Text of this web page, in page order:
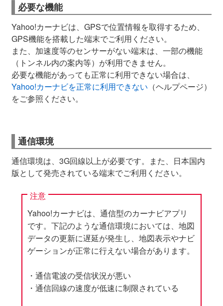
必要な機能
Yahoo!カーナビは、GPSで位置情報を取得するため、
GPS機能を搭載した端末でご利用ください。
また、加速度等のセンサーがない端末は、一部の機能
（トンネル内の案内等）が利用できません。
必要な機能があっても正常に利用できない場合は、
Yahoo!カーナビを正常に利用できない （ヘルプページ）
をご参照ください。
通信環境
通信環境は、3G回線以上が必要です。また、日本国内
版として発売されている端末でご利用ください。
注意
Yahoo!カーナビは、通信型のカーナビアプリ
です。下記のような通信環境においては、地図
データの更新に遅延が発生し、地図表示やナビ
ゲーションが正常に行えない場合があります。
・通信電波の受信状況が悪い
・通信回線の速度が低速に制限されている